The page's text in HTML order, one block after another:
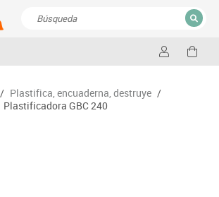
CERRAR
/ Plastifica, encuaderna, destruye /
Plastificadora GBC 240